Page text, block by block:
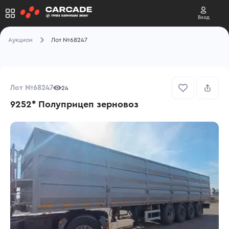
Вход
Аукцион Лот №68247
Лот №68247 24
9252* Полуприцеп зерновоз